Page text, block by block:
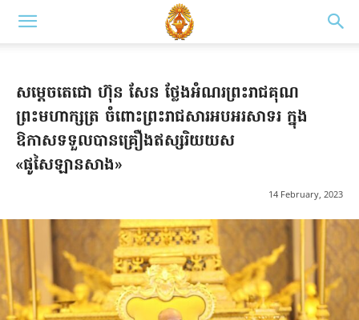
សម្តេចតេជោ ហ៊ុន សែន ថ្លែងអំណរព្រះរាជគុណ
ព្រះមហាក្សត្រ ចំពោះព្រះរាជសារអបអរសាទរ ក្នុង
ឱកាសទទួលបានគ្រឿងឥស្សរិយយស
«ផូសៃឡានសាង»
14 February, 2023